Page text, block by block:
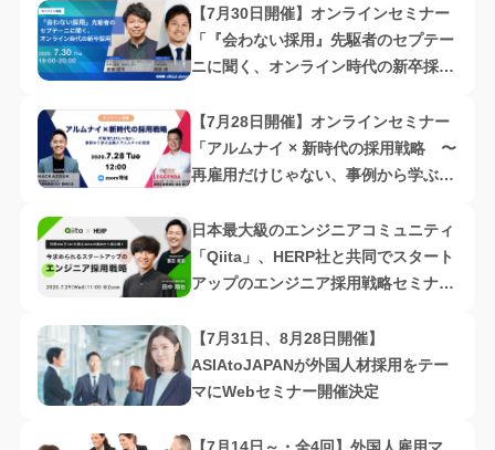
【7月30日開催】オンラインセミナー
「『会わない採用』先駆者のセプテー
ニに聞く、オンライン時代の新卒採
【7月28日開催】オンラインセミナー
「アルムナイ × 新時代の採用戦略 〜
再雇用だけじゃない、事例から学ぶ企
ハッカズーク
日本最大級のエンジニアコミュニティ
「Qiita」、HERP社と共同でスタート
アップのエンジニア採用戦略セミナー
【7月31日、8月28日開催】
ASIAtoJAPANが外国人材採用をテー
マにWebセミナー開催決定